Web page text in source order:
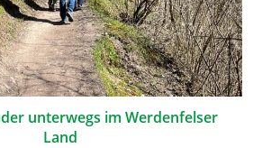
unterwegs im Werdenfelser
Land